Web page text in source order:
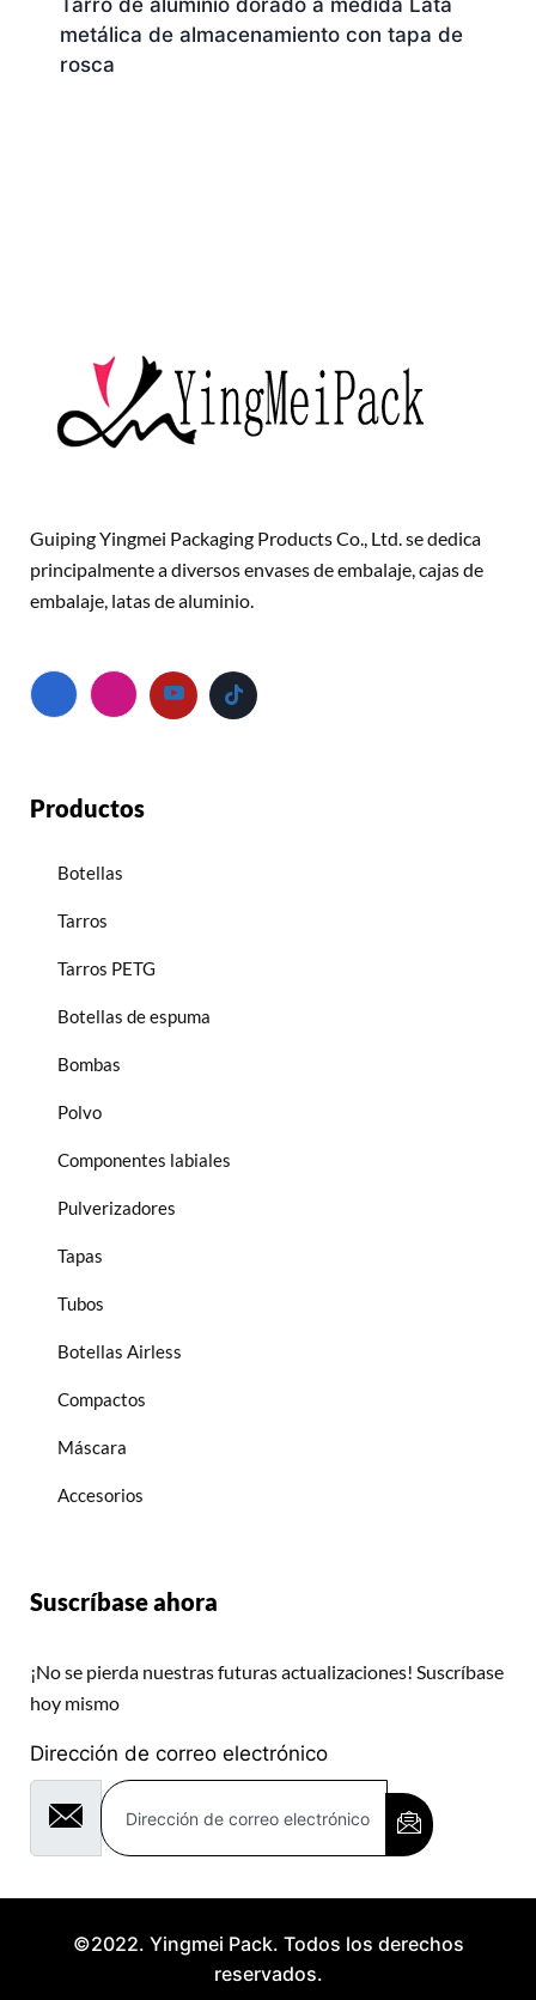
Tarro de aluminio dorado a medida Lata
metálica de almacenamiento con tapa de
rosca
Guiping Yingmei Packaging Products Co., Ltd. se dedica
principalmente a diversos envases de embalaje, cajas de
embalaje, latas de aluminio.
Productos
Botellas
Tarros
Tarros PETG
Botellas de espuma
Bombas
Polvo
Componentes labiales
Pulverizadores
Tapas
Tubos
Botellas Airless
Compactos
Máscara
Accesorios
Suscríbase ahora
¡No se pierda nuestras futuras actualizaciones! Suscríbase
hoy mismo
Dirección de correo electrónico
©2022. Yingmei Pack. Todos los derechos
reservados.